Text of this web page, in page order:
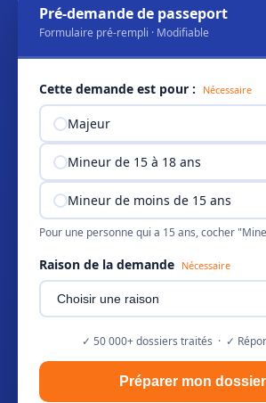
Pré-demande de passeport
Formulaire pré-rempli · Modifiable
Cette demande est pour : Nécessaire
Majeur
Mineur de 15 à 18 ans
Mineur de moins de 15 ans
Pour une personne qui a 15 ans, cocher
Raison de la demande Nécessaire
✓ 50 000+ dossiers traités · ✓
Préparer mon dossier